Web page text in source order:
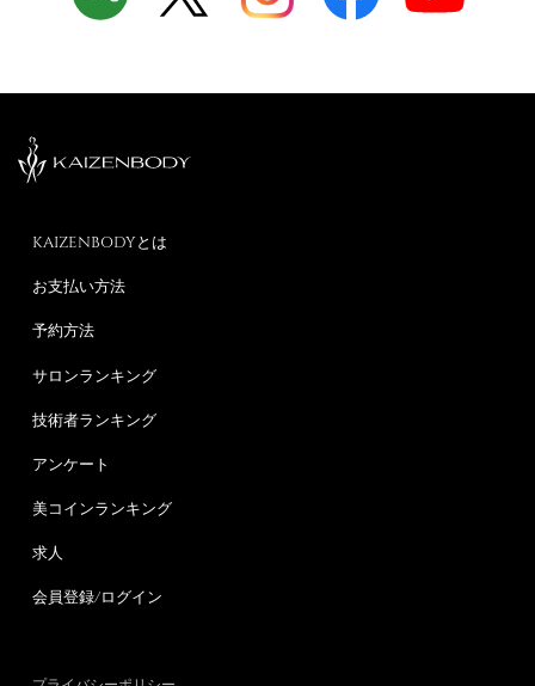
KAIZENBODYとは
お支払い方法
予約方法
サロンランキング
技術者ランキング
アンケート
美コインランキング
求人
会員登録/ログイン